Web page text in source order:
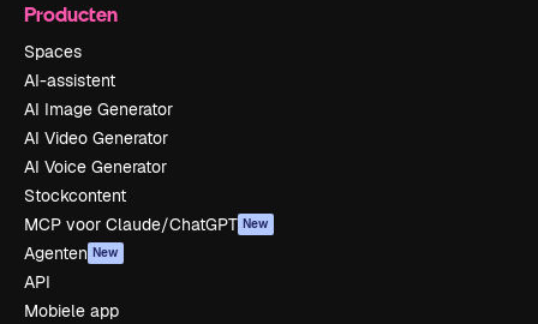
Producten
Spaces
AI-assistent
AI Image Generator
AI Video Generator
AI Voice Generator
Stockcontent
MCP voor Claude/ChatGPT New
Agenten New
API
Mobiele app